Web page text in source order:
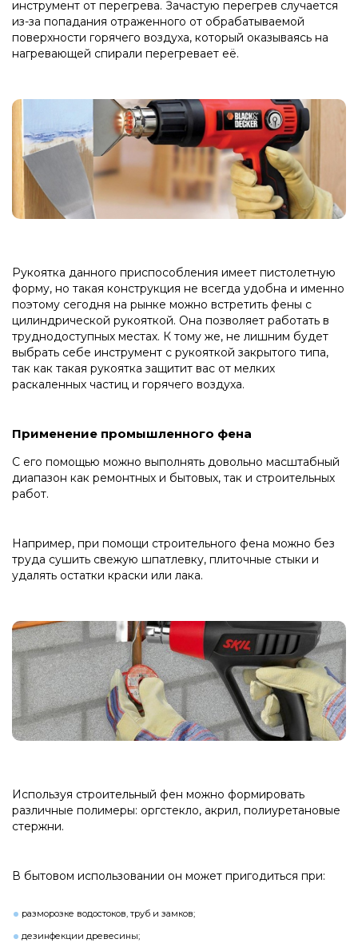
инструмент от перегрева. Зачастую перегрев случается
из-за попадания отраженного от обрабатываемой
поверхности горячего воздуха, который оказываясь на
нагревающей спирали перегревает её.
Рукоятка данного приспособления имеет пистолетную
форму, но такая конструкция не всегда удобна и именно
поэтому сегодня на рынке можно встретить фены с
цилиндрической рукояткой. Она позволяет работать в
труднодоступных местах. К тому же, не лишним будет
выбрать себе инструмент с рукояткой закрытого типа,
так как такая рукоятка защитит вас от мелких
раскаленных частиц и горячего воздуха.
Применение промышленного фена
С его помощью можно выполнять довольно масштабный
диапазон как ремонтных и бытовых, так и строительных
работ.
Например, при помощи строительного фена можно без
труда сушить свежую шпатлевку, плиточные стыки и
удалять остатки краски или лака.
Используя строительный фен можно формировать
различные полимеры: оргстекло, акрил, полиуретановые
стержни.
В бытовом использовании он может пригодиться при:
разморозке водостоков, труб и замков;
дезинфекции древесины;